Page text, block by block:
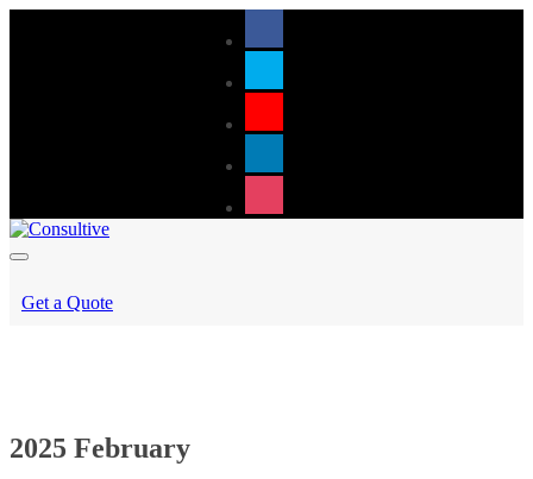
Get a Quote
2025 February